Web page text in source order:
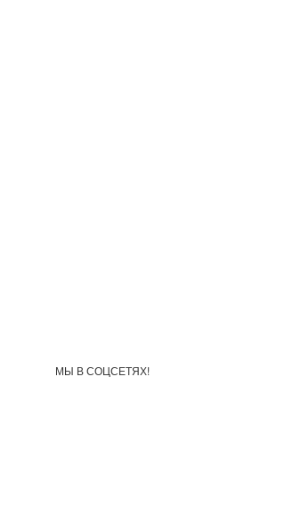
МЫ В СОЦСЕТЯХ!